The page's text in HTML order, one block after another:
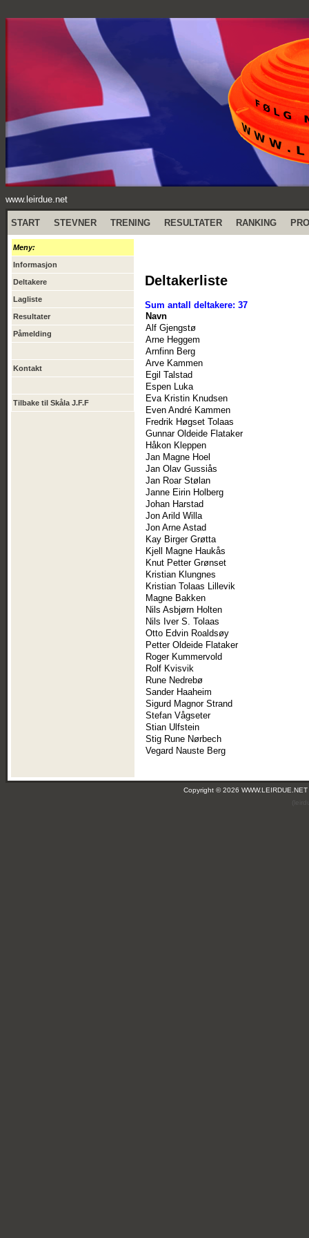
www.leirdue.net
START STEVNER TRENING RESULTATER RANKING
Meny:
Informasjon
Deltakere
Lagliste
Resultater
Påmelding
Kontakt
Tilbake til Skåla J.F.F
Deltakerliste
Sum antall deltakere: 37
Navn
Alf Gjengstø
Arne Heggem
Arnfinn Berg
Arve Kammen
Egil Talstad
Espen Luka
Eva Kristin Knudsen
Even André Kammen
Fredrik Høgset Tolaas
Gunnar Oldeide Flataker
Håkon Kleppen
Jan Magne Hoel
Jan Olav Gussiås
Jan Roar Stølan
Janne Eirin Holberg
Johan Harstad
Jon Arild Willa
Jon Arne Astad
Kay Birger Grøtta
Kjell Magne Haukås
Knut Petter Grønset
Kristian Klungnes
Kristian Tolaas Lillevik
Magne Bakken
Nils Asbjørn Holten
Nils Iver S. Tolaas
Otto Edvin Roaldsøy
Petter Oldeide Flataker
Roger Kummervold
Rolf Kvisvik
Rune Nedrebø
Sander Haaheim
Sigurd Magnor Strand
Stefan Vågseter
Stian Ulfstein
Stig Rune Nørbech
Vegard Nauste Berg
Copyright © 2026